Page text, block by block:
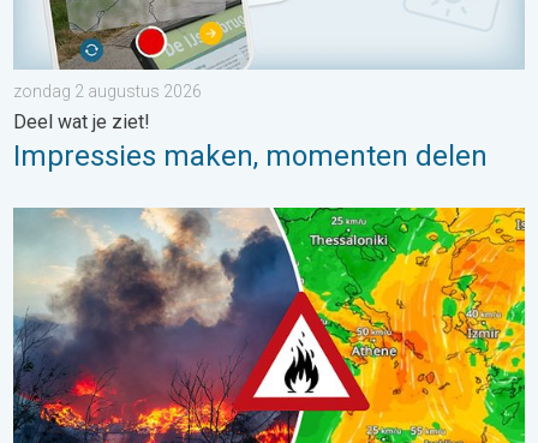
zondag 2 augustus 2026
Deel wat je ziet!
Impressies maken, momenten delen
Ook in Zuidoost-Europa woeden bosbranden. Hitte en veel